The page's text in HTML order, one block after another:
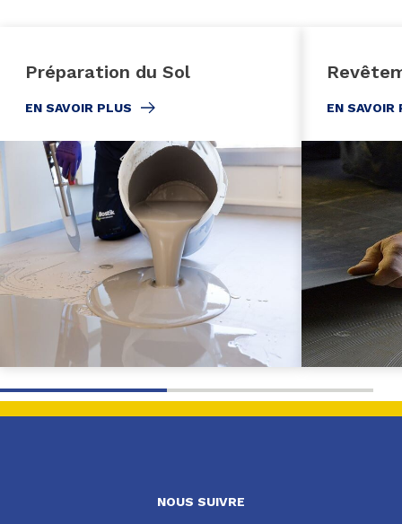
Préparation du Sol
EN SAVOIR PLUS EN SAVOIR
NOUS SUIVRE